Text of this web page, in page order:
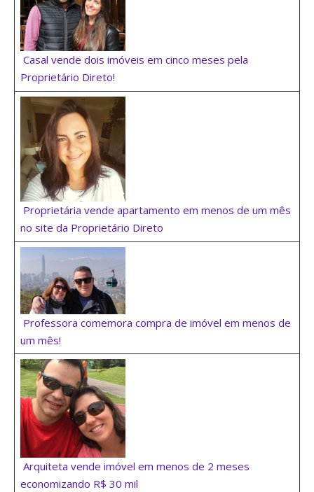
Casal vende dois imóveis em cinco meses pela
Proprietário Direto!
Proprietária vende apartamento em menos de um mês
no site da Proprietário Direto
Professora comemora compra de imóvel em menos de
um mês!
Arquiteta vende imóvel em menos de 2 meses
economizando R$ 30 mil